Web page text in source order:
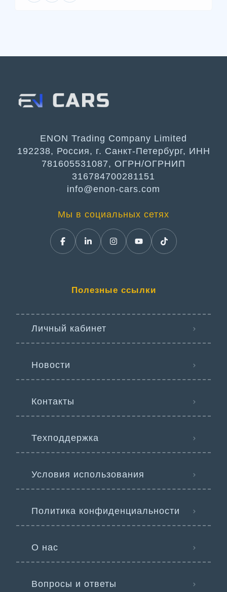
ENON Trading Company Limited
192238, Россия, г. Санкт-Петербург, ИНН
781605531087, ОГРН/ОГРНИП
316784700281151
info@enon-cars.com
Мы в социальных сетях
Полезные ссылки
Личный кабинет
Новости
Контакты
Техподдержка
Условия использования
Политика конфиденциальности
О нас
Вопросы и ответы